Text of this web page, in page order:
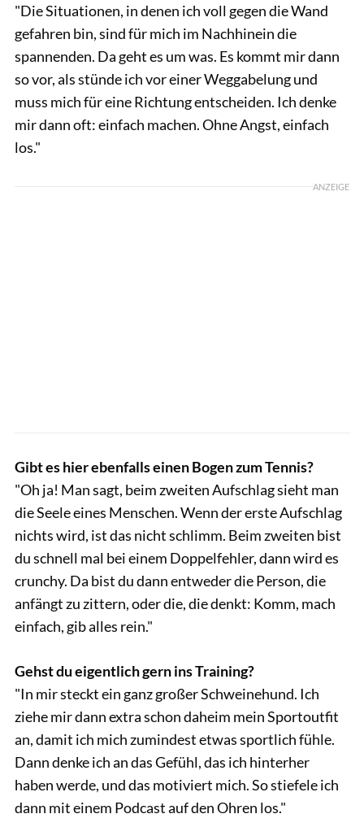
"Die Situationen, in denen ich voll gegen die Wand
gefahren bin, sind für mich im Nachhinein die
spannenden. Da geht es um was. Es kommt mir dann
so vor, als stünde ich vor einer Weggabelung und
muss mich für eine Richtung entscheiden. Ich denke
mir dann oft: einfach machen. Ohne Angst, einfach
los."
ANZEIGE
Gibt es hier ebenfalls einen Bogen zum Tennis?
"Oh ja! Man sagt, beim zweiten Aufschlag sieht man
die Seele eines Menschen. Wenn der erste Aufschlag
nichts wird, ist das nicht schlimm. Beim zweiten bist
du schnell mal bei einem Doppelfehler, dann wird es
crunchy. Da bist du dann entweder die Person, die
anfängt zu zittern, oder die, die denkt: Komm, mach
einfach, gib alles rein."
Gehst du eigentlich gern ins Training?
"In mir steckt ein ganz großer Schweinehund. Ich
ziehe mir dann extra schon daheim mein Sportoutfit
an, damit ich mich zumindest etwas sportlich fühle.
Dann denke ich an das Gefühl, das ich hinterher
haben werde, und das motiviert mich. So stiefele ich
dann mit einem Podcast auf den Ohren los."